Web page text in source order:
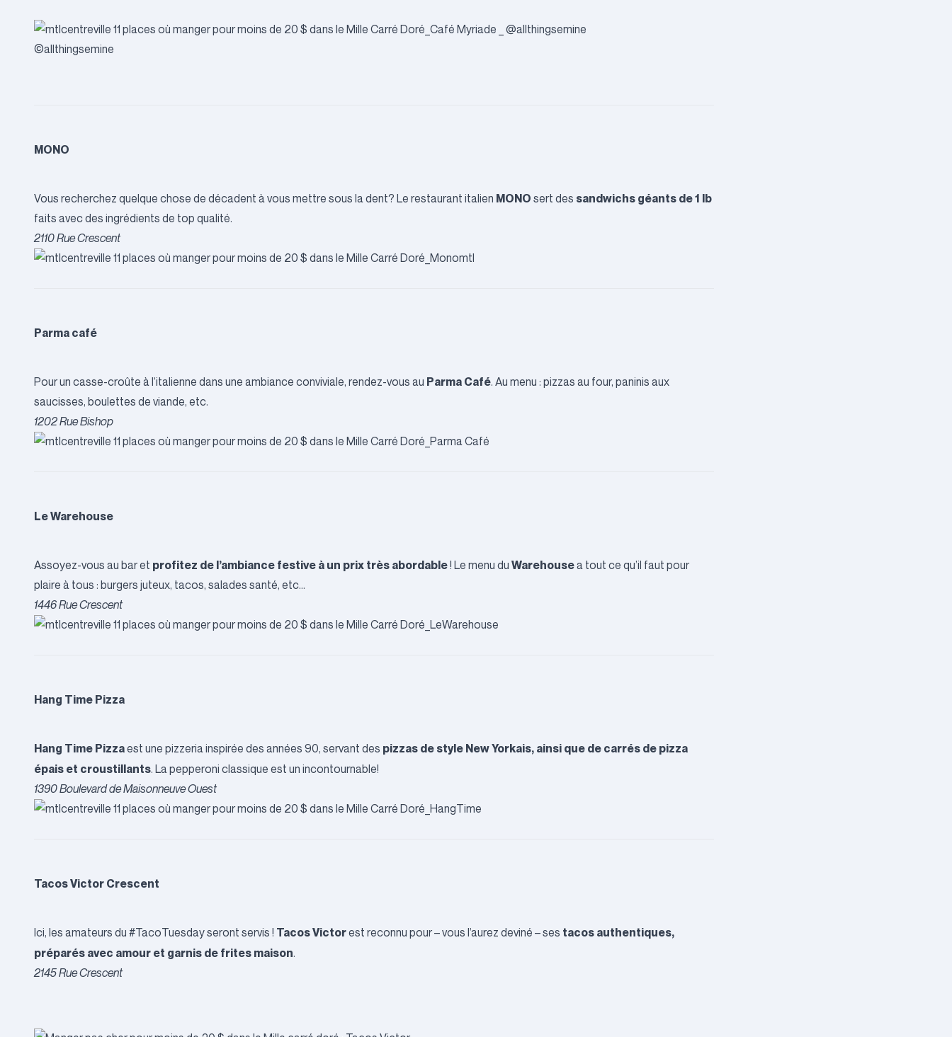
©allthingsemine
MONO
Vous recherchez quelque chose de décadent à vous mettre sous la dent? Le restaurant italien MONO sert des sandwichs géants de 1 lb
faits avec des ingrédients de top qualité.
2110 Rue Crescent
Parma café
Pour un casse-croûte à l’italienne dans une ambiance conviviale, rendez-vous au Parma Café. Au menu : pizzas au four, paninis aux
saucisses, boulettes de viande, etc.
1202 Rue Bishop
Le Warehouse
Assoyez-vous au bar et profitez de l’ambiance festive à un prix très abordable! Le menu du Warehousea tout ce qu’il faut pour
plaire à tous : burgers juteux, tacos, salades santé, etc…
1446 Rue Crescent
Hang Time Pizza
Hang Time Pizzaest une pizzeria inspirée des années 90, servant des pizzas de style New Yorkais, ainsi que de carrés de pizza
épais et croustillants. La pepperoni classique est un incontournable!
1390 Boulevard de Maisonneuve Ouest
Tacos Victor Crescent
Ici, les amateurs du #TacoTuesday seront servis ! Tacos Victorest reconnu pour – vous l’aurez deviné – ses tacos authentiques,
préparés avec amour et garnis de frites maison.
2145 Rue Crescent